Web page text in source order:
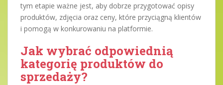
tym etapie ważne jest, aby dobrze przygotować opisy
produktów, zdjęcia oraz ceny, które przyciągną klientów
i pomogą w konkurowaniu na platformie.
Jak wybrać odpowiednią
kategorię produktów do
sprzedaży?